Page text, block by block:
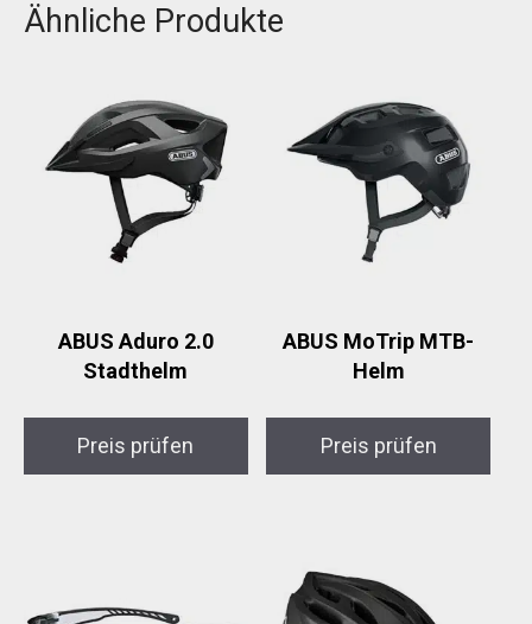
Ähnliche Produkte
ABUS Aduro 2.0
Stadthelm
Preis prüfen
ABUS MoTrip MTB-
Helm
Preis prüfen